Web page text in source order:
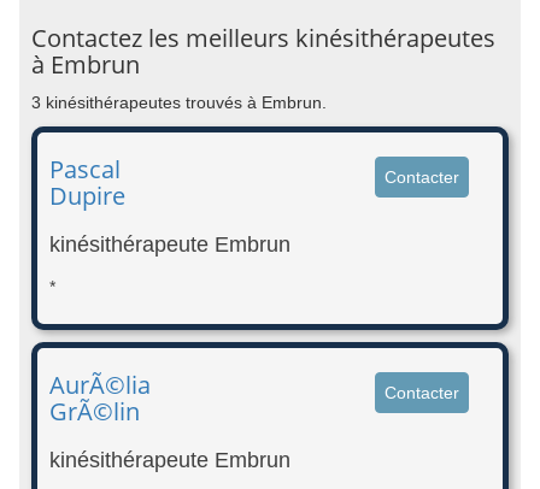
Contactez les meilleurs kinésithérapeutes
à Embrun
3 kinésithérapeutes trouvés à Embrun.
Pascal
Dupire
Contacter
kinésithérapeute Embrun
*
AurÃ©lia
GrÃ©lin
Contacter
kinésithérapeute Embrun